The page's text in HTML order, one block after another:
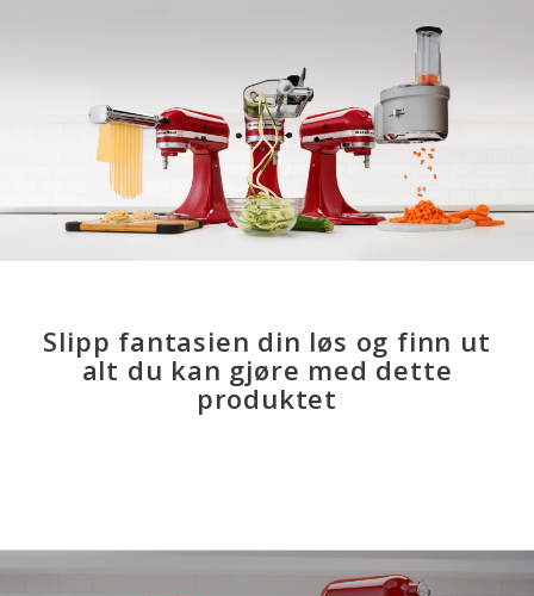
Slipp fantasien din løs og finn ut
alt du kan gjøre med dette
produktet